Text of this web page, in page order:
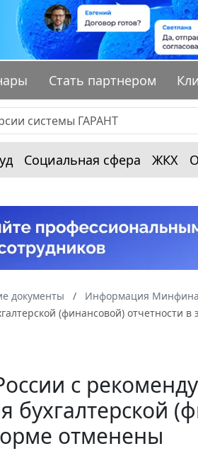
Стать партнером
Социальная сфера ЖКХ
документы Информация
(финансовой) отчетности
с
бухгалтерской
отменены